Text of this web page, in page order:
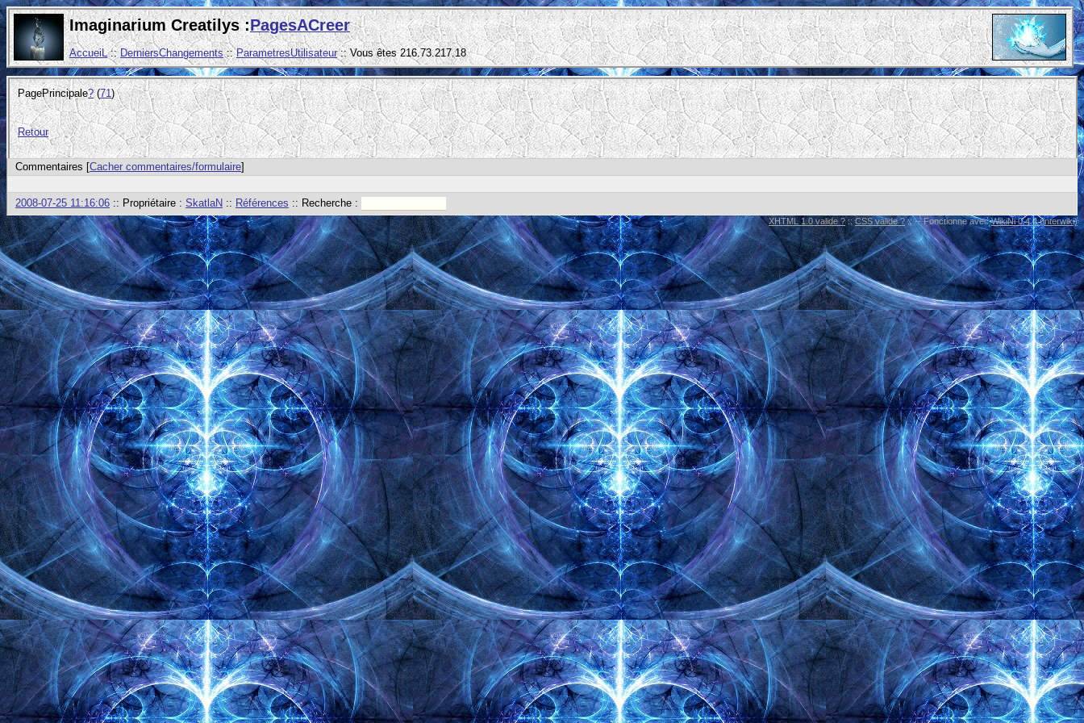
Imaginarium Creatilys :PagesACreer
AccueiL::DerniersChangements::ParametresUtilisateur:: Vous êtes 216.73.217.18
PagePrincipale?(71)
Retour
Commentaires [Cacher commentaires/formulaire]
2008-07-25 11:16:06 :: Propriétaire : SkatlaN :: Références :: Recherche :
XHTML 1.0 valide ?::CSS valide ?:: -- Fonctionne avecWikiNi 0.4.4 (interwiki)